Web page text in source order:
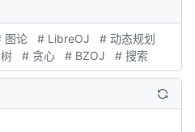
图论 # LibreOJ
# 动态规划
# 贪心 # BZOJ # 搜索